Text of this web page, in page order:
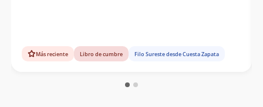
Más reciente Libro de cumbre Filo Sureste desde Cuesta Zapata